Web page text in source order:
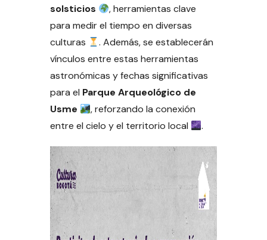
solsticios
, herramientas clave
para medir el tiempo en diversas
culturas
. Además, se establecerán
vínculos entre estas herramientas
astronómicas y fechas significativas
para el Parque Arqueológico de
Usme
, reforzando la conexión
entre el cielo y el territorio local
.